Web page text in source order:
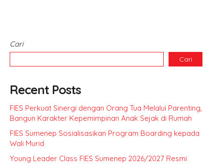
Cari
Cari
Recent Posts
FIES Perkuat Sinergi dengan Orang Tua Melalui Parenting,
Bangun Karakter Kepemimpinan Anak Sejak di Rumah
FIES Sumenep Sosialisasikan Program Boarding kepada
Wali Murid
Young Leader Class FIES Sumenep 2026/2027 Resmi